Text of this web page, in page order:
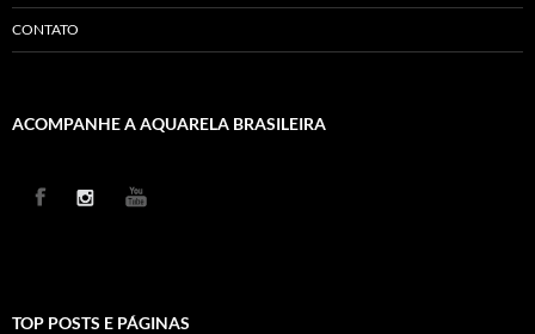
CONTATO
ACOMPANHE A AQUARELA BRASILEIRA
TOP POSTS E PÁGINAS